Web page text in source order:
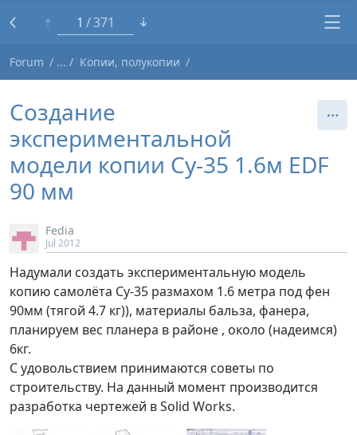
1 371
Forum Копии, полукопии
Создание
экспериментальной
модели копии Су-35 1.6м EDF
90 мм
Fedia
Jul 2012
Надумали создать экспериментальную модель
копию самолёта Су-35 размахом 1.6 метра под фен
90мм (тягой 4.7 кг)), материалы бальза, фанера,
планируем вес планера в районе , около (надеимся)
6кг.
С удовольствием принимаются советы по
строительству. На данный момент производится
разработка чертежей в Solid Works.